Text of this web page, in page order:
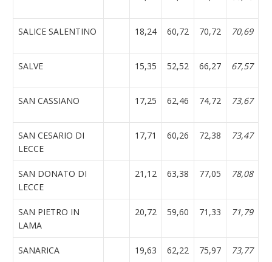
SALICE SALENTINO 18,24 60,72 70,72 70,69
SALVE 15,35 52,52 66,27 67,57
SAN CASSIANO 17,25 62,46 74,72 73,67
SAN CESARIO DI
LECCE
17,71 60,26 72,38 73,47
SAN DONATO DI
LECCE
21,12 63,38 77,05 78,08
SAN PIETRO IN
LAMA
20,72 59,60 71,33 71,79
SANARICA 19,63 62,22 75,97 73,77